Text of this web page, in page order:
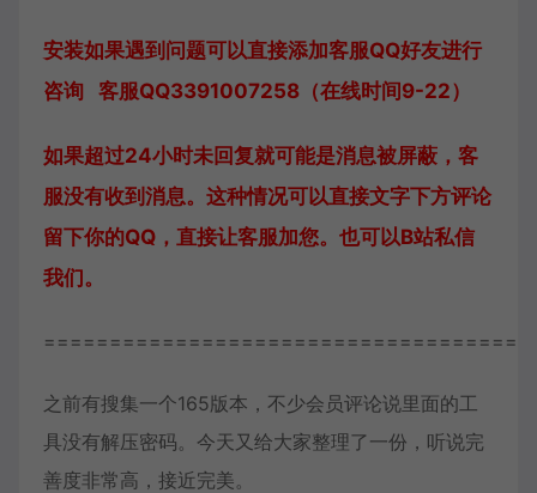
安装如果遇到问题可以直接添加客服QQ好友进行
咨询 客服QQ3391007258（在线时间9-22）
如果超过24小时未回复就可能是消息被屏蔽，客
服没有收到消息。这种情况可以直接文字下方评论
留下你的QQ，直接让客服加您。也可以B站私信
我们。
之前有搜集一个165版本，不少会员评论说里面的工
具没有解压密码。今天又给大家整理了一份，听说完
善度非常高，接近完美。